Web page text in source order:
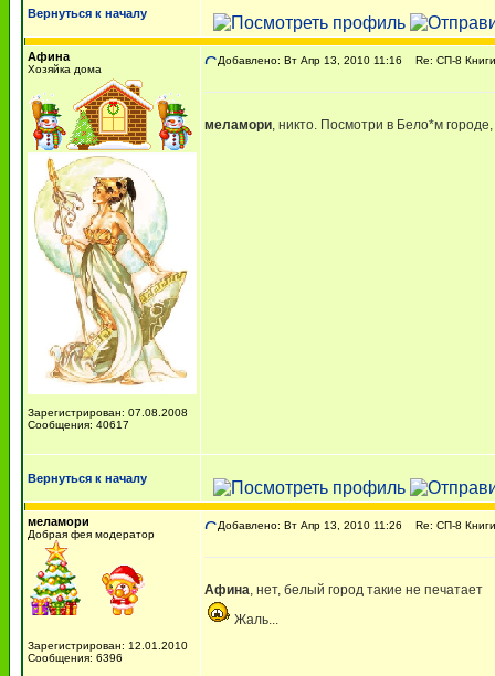
Вернуться к началу
Афина
Хозяйка дома
Зарегистрирован: 07.08.2008
Сообщения: 40617
Добавлено: Вт Апр 13, 2010 11:16 Re: СП-8
меламори, никто. Посмотри в Бело*м
Вернуться к началу
меламори
Добрая фея модератор
Зарегистрирован: 12.01.2010
Сообщения: 6396
Добавлено: Вт Апр 13, 2010 11:26 Re: СП-8
Афина, нет, белый город такие не печатает
Жаль...